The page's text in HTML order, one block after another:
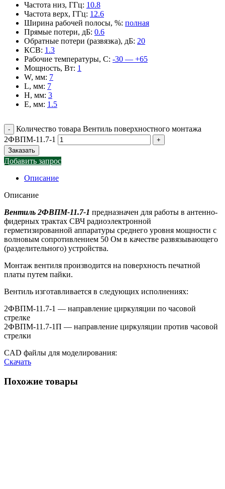
Частота низ, ГГц: 10.8
Частота верх, ГГц: 12.6
Ширина рабочей полосы, %: полная
Прямые потери, дБ: 0.6
Обратные потери (развязка), дБ: 20
КСВ: 1.3
Рабочие температуры, С: -30 — +65
Мощность, Вт: 1
W, мм: 7
L, мм: 7
H, мм: 3
E, мм: 1.5
Количество товара Вентиль поверхностного монтажа
2ФВПМ-11.7-1
Заказать
Добавить запрос
Описание
Описание
Вентиль 2ФВПМ-11.7-1 предназначен для работы в антенно-
фидерных трактах СВЧ радиоэлектронной
герметизированной аппаратуры среднего уровня мощности с
волновым сопротивлением 50 Ом в качестве развязывающего
(разделительного) устройства.
Монтаж вентиля производится на поверхность печатной
платы путем пайки.
Вентиль изготавливается в следующих исполнениях:
2ФВПМ-11.7-1 — направление циркуляции по часовой
стрелке
2ФВПМ-11.7-1П — направление циркуляции против часовой
стрелки
CAD файлы для моделирования:
Скачать
Похожие товары